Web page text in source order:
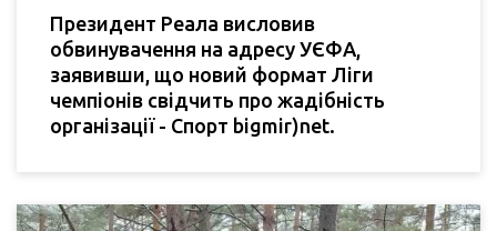
Президент Реала висловив
обвинувачення на адресу УЄФА,
заявивши, що новий формат Ліги
чемпіонів свідчить про жадібність
організації - Спорт bigmir)net.